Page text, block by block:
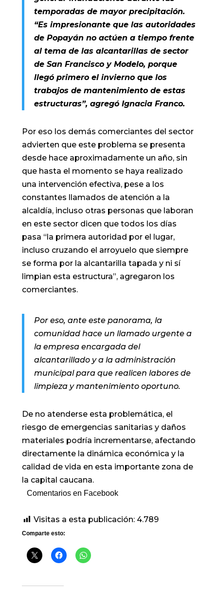
temporadas de mayor precipitación.
“Es impresionante que las autoridades
de Popayán no actúen a tiempo frente
al tema de las alcantarillas de sector
de San Francisco y Modelo, porque
llegó primero el invierno que los
trabajos de mantenimiento de estas
estructuras”, agregó Ignacia Franco.
Por eso los demás comerciantes del sector
advierten que este problema se presenta
desde hace aproximadamente un año, sin
que hasta el momento se haya realizado
una intervención efectiva, pese a los
constantes llamados de atención a la
alcaldía, incluso otras personas que laboran
en este sector dicen que todos los días
pasa “la primera autoridad por el lugar,
incluso cruzando el arroyuelo que siempre
se forma por la alcantarilla tapada y ni sí
limpian esta estructura”, agregaron los
comerciantes.
Por eso, ante este panorama, la
comunidad hace un llamado urgente a
la empresa encargada del
alcantarillado y a la administración
municipal para que realicen labores de
limpieza y mantenimiento oportuno.
De no atenderse esta problemática, el
riesgo de emergencias sanitarias y daños
materiales podría incrementarse, afectando
directamente la dinámica económica y la
calidad de vida en esta importante zona de
la capital caucana.
Comentarios en Facebook
Visitas a esta publicación: 4.789
Comparte esto: